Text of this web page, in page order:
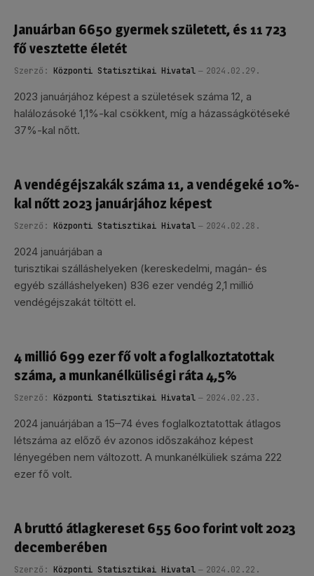
Januárban 6650 gyermek született, és 11 723
fő vesztette életét
Szerző: Központi Statisztikai Hivatal 2024.02.29.
2023 januárjához képest a születések száma 12, a
halálozásoké 1,1%-kal csökkent, míg a házasságkötéseké
37%-kal nőtt.
A vendégéjszakák száma 11, a vendégeké 10%-
kal nőtt 2023 januárjához képest
Szerző: Központi Statisztikai Hivatal 2024.02.28.
2024 januárjában a
turisztikai szálláshelyeken (kereskedelmi, magán- és
egyéb szálláshelyeken) 836 ezer vendég 2,1 millió
vendégéjszakát töltött el.
4 millió 699 ezer fő volt a foglalkoztatottak
száma, a munkanélküliségi ráta 4,5%
Szerző: Központi Statisztikai Hivatal 2024.02.23.
2024 januárjában a 15–74 éves foglalkoztatottak átlagos
létszáma az előző év azonos időszakához képest
lényegében nem változott. A munkanélküliek száma 222
ezer fő volt.
A bruttó átlagkereset 655 600 forint volt 2023
decemberében
Szerző: Központi Statisztikai Hivatal 2024.02.22.